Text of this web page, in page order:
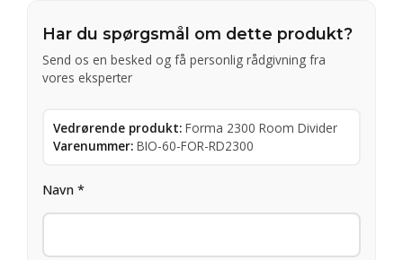
Har du spørgsmål om dette produkt?
Send os en besked og få personlig rådgivning fra
vores eksperter
Vedrørende produkt: Forma 2300 Room Divider
Varenummer: BIO-60-FOR-RD2300
Navn *